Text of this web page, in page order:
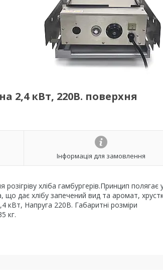
2,4 кВт, 220В. поверхня
Інформація для замовлення
хліба гамбургерів.Принцип полягає
що дає хлібу запечений вид та аромат,
кВт, Напруга 220В. Габаритні розміри
кг.